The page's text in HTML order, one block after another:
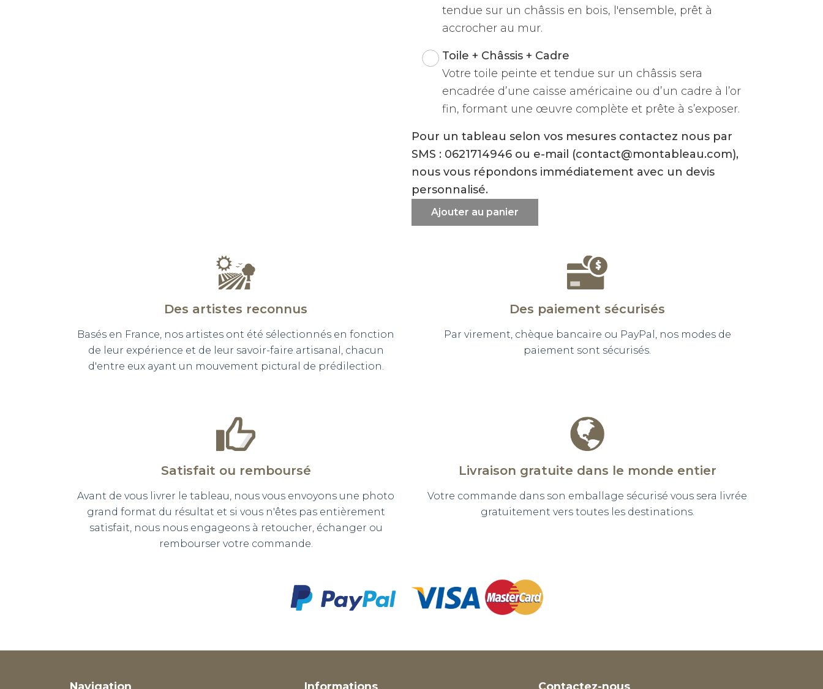
tendue sur un châssis en bois, l'ensemble, prêt à
accrocher au mur.
Toile + Châssis + Cadre
Votre toile peinte et tendue sur un châssis sera
encadrée d’une caisse américaine ou d’un cadre à l’or
fin, formant une œuvre complète et prête à s’exposer.
Pour un tableau selon vos mesures contactez nous par
SMS : 0621714946 ou e-mail (contact@montableau.com),
nous vous répondons immédiatement avec un devis
personnalisé.
Ajouter au panier
Des artistes reconnus
Basés en France, nos artistes ont été sélectionnés en fonction
de leur expérience et de leur savoir-faire artisanal, chacun
d'entre eux ayant un mouvement pictural de prédilection.
Des paiement sécurisés
Par virement, chèque bancaire ou PayPal, nos modes de
paiement sont sécurisés.
Satisfait ou remboursé
Avant de vous livrer le tableau, nous vous envoyons une photo
grand format du résultat et si vous n'êtes pas entièrement
satisfait, nous nous engageons à retoucher, échanger ou
rembourser votre commande.
Livraison gratuite dans le monde entier
Votre commande dans son emballage sécurisé vous sera livrée
gratuitement vers toutes les destinations.